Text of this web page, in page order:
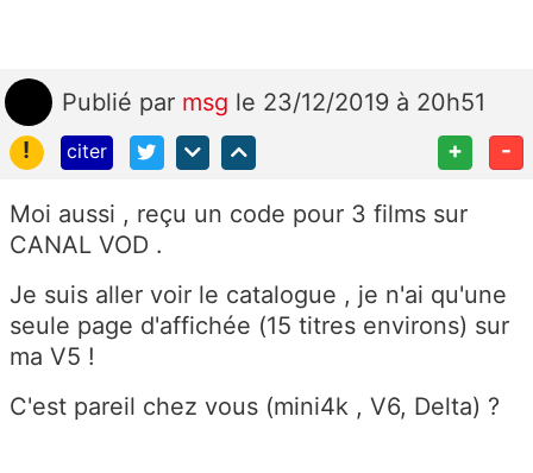
Publié par msg le 23/12/2019 à 20h51
!
citer + -
Moi aussi , reçu un code pour 3 films sur
CANAL VOD .
Je suis aller voir le catalogue , je n'ai qu'une
seule page d'affichée (15 titres environs) sur
ma V5 !
C'est pareil chez vous (mini4k , V6, Delta) ?